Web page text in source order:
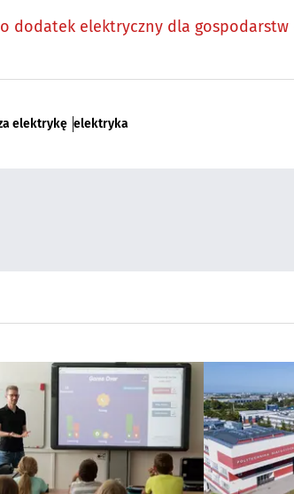
o dodatek elektryczny dla gospodarstw
elektrykę elektryka